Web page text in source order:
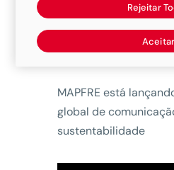
MAPFRE está
global de
sustentabilidade
Rejeitar
Aceitar